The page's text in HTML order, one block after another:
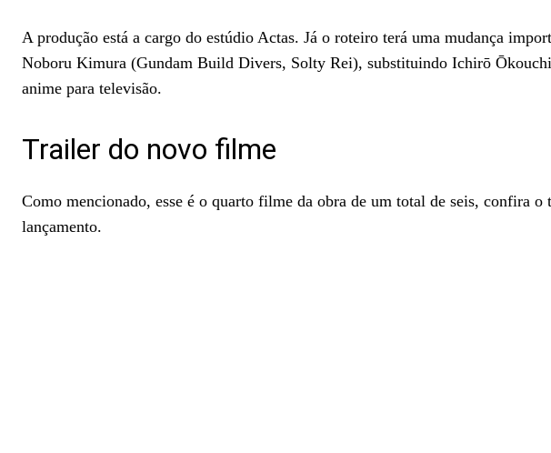
A produção está a cargo do estúdio Actas. Já o roteiro terá uma mudança
Noboru Kimura (Gundam Build Divers, Solty Rei), substituindo Ichirō
anime para televisão.
Trailer do novo filme
Como mencionado, esse é o quarto filme da obra de um total de seis, confira
lançamento.